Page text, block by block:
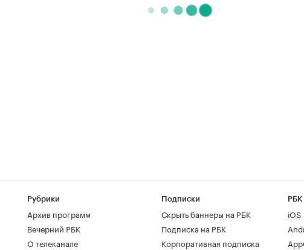
Рубрики
Архив программ
Вечерний РБК
О телеканале
Подписки
Скрыть баннеры на РБК
Подписка на РБК
Корпоративная подписка
РБК
iOS